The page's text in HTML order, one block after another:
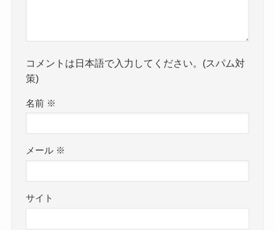
コメントは日本語で入力してください。(スパム対
策)
名前 ※
メール ※
サイト